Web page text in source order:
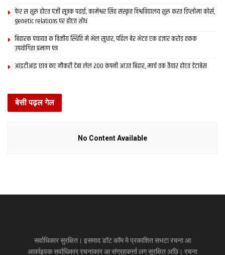
फेर स शुरू होएत पंजी सूत्रक पढाई, कामेश्वर सिंह संस्कृत विश्वविद्यालय शुरू करत डिप्लोमा कोर्स,
genetic relations पर होएत शोध
बिहारक पंचायत क वित्‍तीय स्थिति मे भेल सुधार, पहिल बेर भेटत एक हजार करोड़ तकक
उपयोगिता प्रमाण पत्र
आइटीआइ छात्र कए नौकरी देबा लेल 200 कंपनी आउत बिहार, मार्च तक तैयार होएत डेटाबेस
बेसी पढ़ल गेल
No Content Available
सर्वाधिकार सुरक्षित। इसमाद डॉट कॉम मे प्रकाशित सभटा रचना आ
आर्काइवक सर्वाधिकार रचनाकार आ संग्रहकर्त्ता लग सुरक्षित अछि। रचना